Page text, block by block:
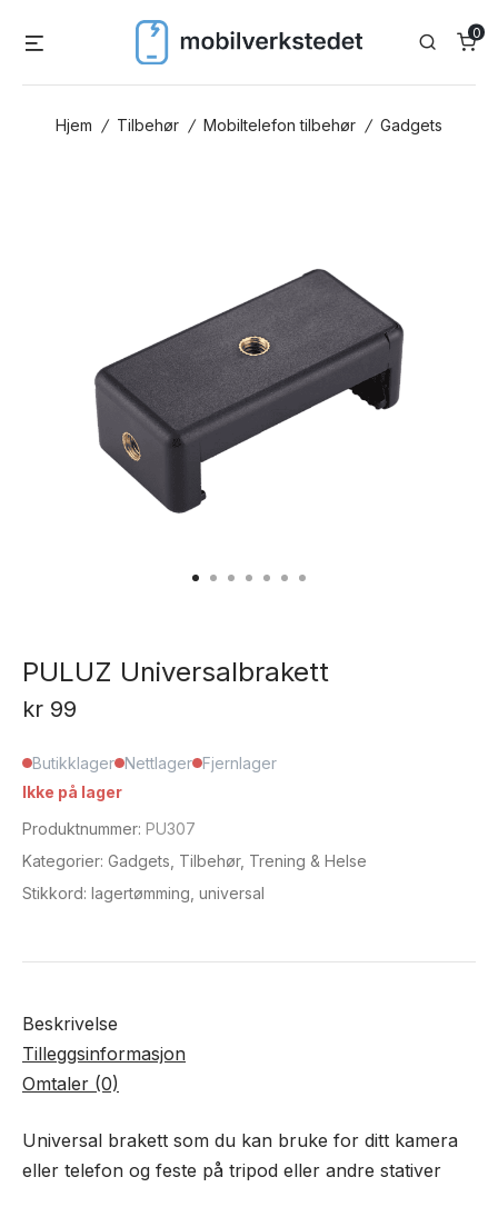
Search
0
Hjem / Tilbehør / Mobiltelefon tilbehør / Gadgets
PULUZ Universalbrakett
kr 99
Butikklager Nettlager Fjernlager
Ikke på lager
Produktnummer: PU307
Kategorier: Gadgets Tilbehør, Trening & Helse
Stikkord: lagertømming universal
Beskrivelse
Tilleggsinformasjon
Omtaler (0)
Universal brakett som du kan bruke for ditt kamera
eller telefon og feste på tripod eller andre stativer